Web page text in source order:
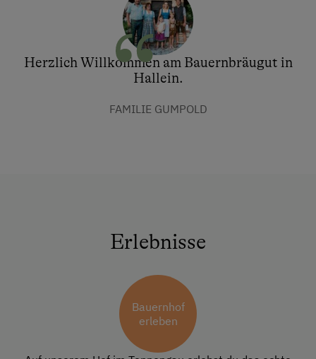
Herzlich Willkommen am Bauernbräugut in
Hallein.
FAMILIE GUMPOLD
Erlebnisse
Bauernhof
erleben